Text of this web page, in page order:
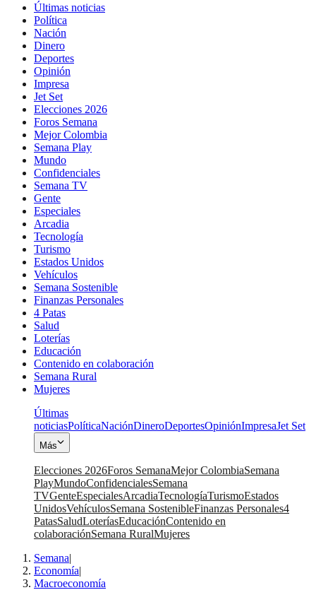
Últimas noticias
Política
Nación
Dinero
Deportes
Opinión
Impresa
Jet Set
Elecciones 2026
Foros Semana
Mejor Colombia
Semana Play
Mundo
Confidenciales
Semana TV
Gente
Especiales
Arcadia
Tecnología
Turismo
Estados Unidos
Vehículos
Semana Sostenible
Finanzas Personales
4 Patas
Salud
Loterías
Educación
Contenido en colaboración
Semana Rural
Mujeres
Últimas
noticiasPolíticaNaciónDineroDeportesOpiniónImpresaJet Set
Más
Elecciones 2026Foros SemanaMejor ColombiaSemana
PlayMundoConfidencialesSemana
TVGenteEspecialesArcadiaTecnologíaTurismoEstados
UnidosVehículosSemana SostenibleFinanzas Personales4
PatasSaludLoteríasEducaciónContenido en
colaboraciónSemana RuralMujeres
Semana|
Economía|
Macroeconomía